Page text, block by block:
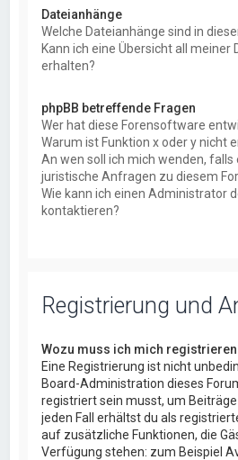
Dateianhänge
Welche Dateianhänge sind in
Kann ich eine Übersicht all meiner
erhalten?
phpBB betreffende Fragen
Wer hat diese Forensoftware
Warum ist Funktion x oder y nicht
An wen soll ich mich wenden,
juristische Anfragen zu diesem
Wie kann ich einen Administrator
kontaktieren?
Registrierung und
Wozu muss ich mich
Eine Registrierung ist nicht
Board-Administration dieses
registriert sein musst, um
jeden Fall erhältst du als
auf zusätzliche Funktionen, die
Verfügung stehen: zum Beispiel